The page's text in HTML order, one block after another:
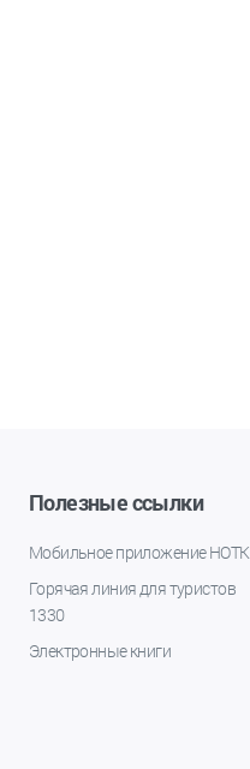
Полезные ссылки
Мобильное приложение НОТК
Горячая линия для туристов
1330
Электронные книги